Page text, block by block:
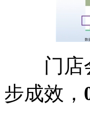
门店会
步成效，